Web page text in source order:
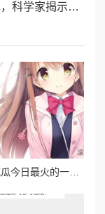
实面貌，引发热议与关注！
51cgfun吃瓜今日最火的一句：这句话在社交媒体上引发热议，成为网友们讨论的焦点，体现了当下流行文化的趣味与共鸣